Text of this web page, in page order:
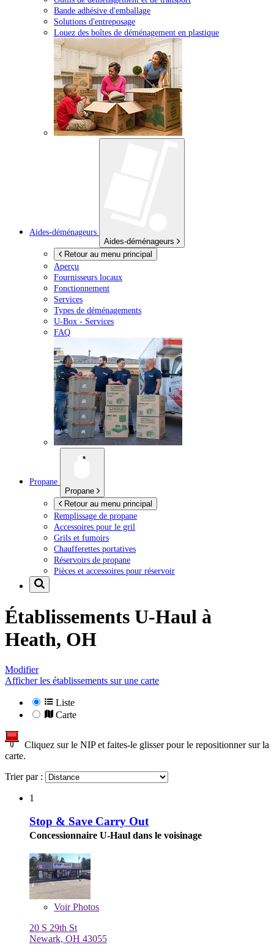
Bande adhésive d'emballage
Solutions d'entreposage
Louez des boîtes de déménagement en plastique
Aides-déménageurs
Aides-déménageurs
Retour au menu principal
Aperçu
Fournisseurs locaux
Fonctionnement
Services
Types de déménagements
U-Box - Services
FAQ
Propane
Propane
Retour au menu principal
Remplissage de propane
Accessoires pour le gril
Grils et fumoirs
Chaufferettes portatives
Réservoirs de propane
Pièces et accessoires pour réservoir
Établissements U-Haul à
Heath, OH
Modifier
Afficher les établissements sur une carte
Liste
Carte
Cliquez sur le NIP et faites-le glisser pour le repositionner sur la
carte.
Trier par :
1
Stop & Save Carry Out
Concessionnaire U-Haul dans le voisinage
VoirPhotos
20 S 29th St
Newark, OH 43055